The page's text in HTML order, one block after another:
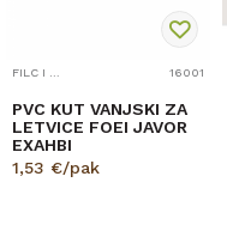
16001
PVC KUT VANJSKI ZA
LETVICE FOEI JAVOR
EXAHBI
1,53 €/pak